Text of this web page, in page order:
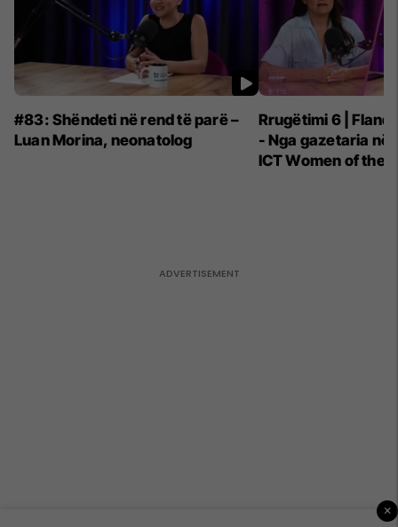
#83: Shëndeti në rend të parë –
Luan Morina, neonatolog
Rrugëtimi 6 |
- Nga gazetaria në
ICT Women of the
×